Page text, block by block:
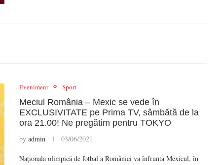
Eveniment Sport
Meciul România – Mexic se vede în
EXCLUSIVITATE pe Prima TV, sâmbătă de la
ora 21.00! Ne pregătim pentru TOKYO
by admin 03/06/2021
Naţionala olimpică de fotbal a României va înfrunta Mexicul, în